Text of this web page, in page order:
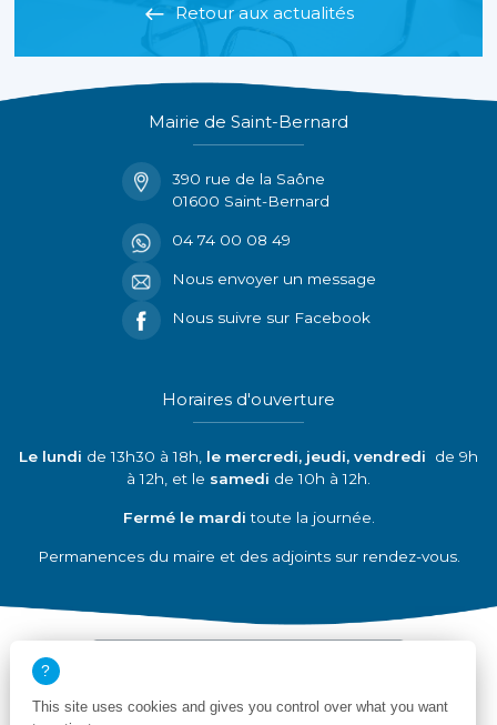
Retour aux actualités
Mairie de Saint-Bernard
390 rue de la Saône
01600 Saint-Bernard
04 74 00 08 49
Nous envoyer un message
Nous suivre sur Facebook
Horaires d'ouverture
Le lundi de 13h30 à 18h, le mercredi, jeudi, vendredi de 9h
à 12h, et le samedi de 10h à 12h.
Fermé le marditoute la journée.
Permanences du maire et des adjoints sur rendez-vous.
This site uses cookies and gives you control over what you want